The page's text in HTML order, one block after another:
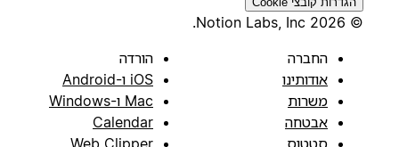
החברה
אודותינו
משרות
אבטחה
סטטוס
הורדה
iOS ו-Android
Mac ו-Windows
Calendar
Web Clipper